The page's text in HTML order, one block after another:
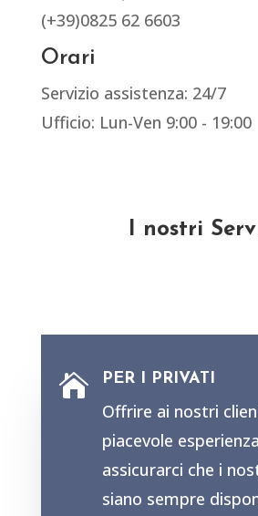
(+39)0825 62 6603
Orari
Servizio assistenza: 24/7
Ufficio: Lun-Ven 9:00 - 19:00
I nostri
 PER I PRIVATI
Offrire ai nostri
piacevole
assicurarci che i
siano sempre